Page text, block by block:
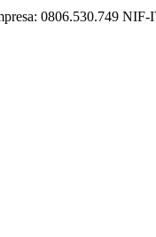
0806.530.749 NIF-